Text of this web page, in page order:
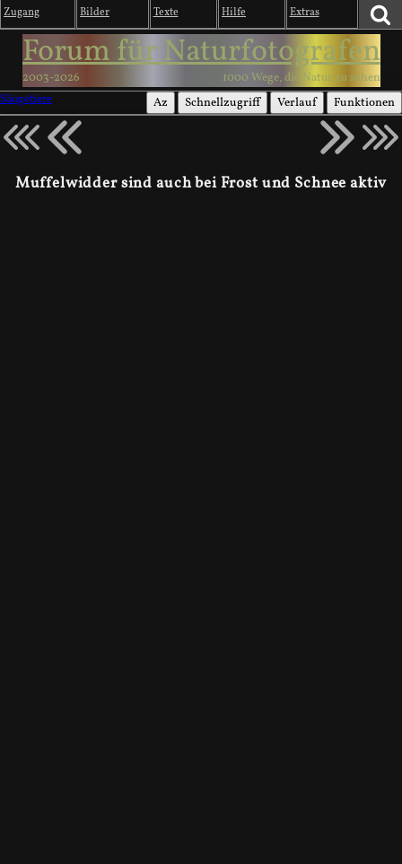
Zugang Bilder Texte Hilfe Extras
Forum für Naturfotografen
2003-2026
1000 Wege, die Natur zu sehen
Säugetiere
Az Schnellzugriff Verlauf Funktionen
Muffelwidder sind auch bei Frost und Schnee aktiv